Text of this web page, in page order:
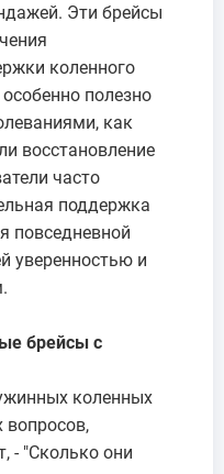
Эти брейсы
коленного
полезно
как
восстановление
часто
поддержка
повседневной
уверенностью и
брейсы с
коленных
вопросов,
- "Сколько они